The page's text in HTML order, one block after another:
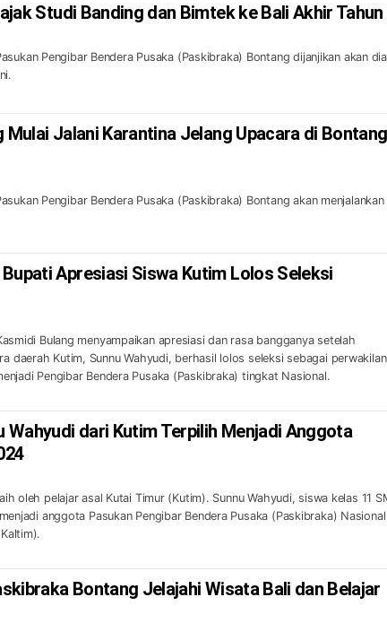
Studi Banding dan Bimtek ke Bali Akhir Tahun
Pengibar Bendera Pusaka (Paskibraka) Bontang dijanjikan akan
Jalani Karantina Jelang Upacara di Bontang
Pengibar Bendera Pusaka (Paskibraka) Bontang akan menjalankan
Apresiasi Siswa Kutim Lolos Seleksi
Bulang menyampaikan apresiasi dan rasa bangganya setelah
daerah Kutim, Sunnu Wahyudi, berhasil lolos seleksi sebagai perwakilan
Pengibar Bendera Pusaka (Paskibraka) tingkat Nasional.
Wahyudi dari Kutim Terpilih Menjadi Anggota
oleh pelajar asal Kutai Timur (Kutim). Sunnu Wahyudi, siswa kelas 11
anggota Pasukan Pengibar Bendera Pusaka (Paskibraka) Nasional
Bontang Jelajahi Wisata Bali dan Belajar